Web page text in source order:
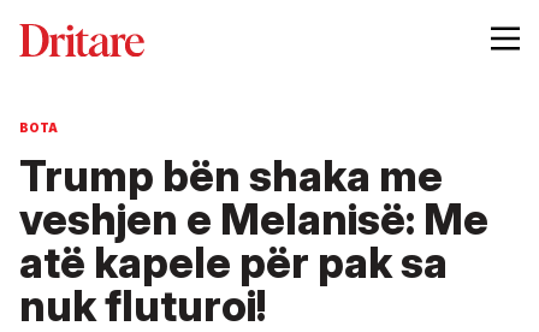
BOTA
Trump bën shaka me
veshjen e Melanisë: Me
atë kapele për pak sa
nuk fluturoi!